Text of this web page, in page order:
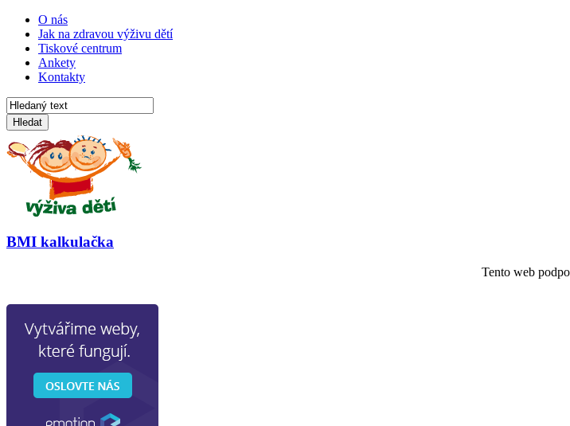
O nás
Jak na zdravou výživu dětí
Tiskové centrum
Ankety
Kontakty
Hledat
BMI kalkulačka
Tento web